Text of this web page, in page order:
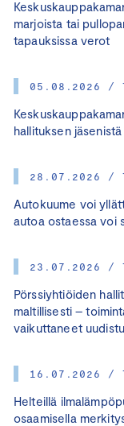
marjoista tai
tapauksissa verot
05.08.2026 /
hallituksen
28.07.2026 /
Autokuume voi
autoa ostaessa voi
23.07.2026 /
Pörssiyhtiöiden
maltillisesti –
vaikuttaneet
16.07.2026 /
Helteillä
osaamisella